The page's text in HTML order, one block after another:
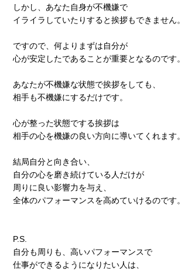
しかし、あなた自身が不機嫌で
イライラしていたりすると挨拶もできません。
ですので、何よりまずは自分が
心が安定したであることが重要となるのです。
あなたが不機嫌な状態で挨拶をしても、
相手も不機嫌にするだけです。
心が整った状態でする挨拶は
相手の心を機嫌の良い方向に導いてくれます。
結局自分と向き合い、
自分の心を磨き続けている人だけが
周りに良い影響力を与え、
全体のパフォーマンスを高めていけるのです。
P.S.
自分も周りも、高いパフォーマンスで
仕事ができるようになりたい人は、